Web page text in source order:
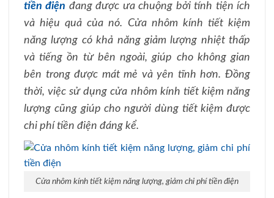
tiền điện đang được ưa chuộng bởi tính tiện ích
và hiệu quả của nó. Cửa nhôm kính tiết kiệm
năng lượng có khả năng giảm lượng nhiệt thấp
và tiếng ồn từ bên ngoài, giúp cho không gian
bên trong được mát mẻ và yên tĩnh hơn. Đồng
thời, việc sử dụng cửa nhôm kính tiết kiệm năng
lượng cũng giúp cho người dùng tiết kiệm được
chi phí tiền điện đáng kể.
Cửa nhôm kính tiết kiệm năng lượng, giảm chi phí tiền điện